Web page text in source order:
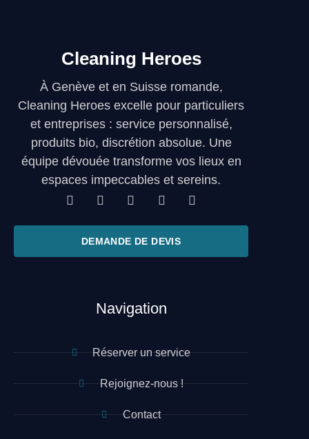
Cleaning Heroes
À Genève et en Suisse romande,
Cleaning Heroes excelle pour particuliers
et entreprises : service personnalisé,
produits bio, discrétion absolue. Une
équipe dévouée transforme vos lieux en
espaces impeccables et sereins.
DEMANDE DE DEVIS
Navigation
Réserver un service
Rejoignez-nous !
Contact